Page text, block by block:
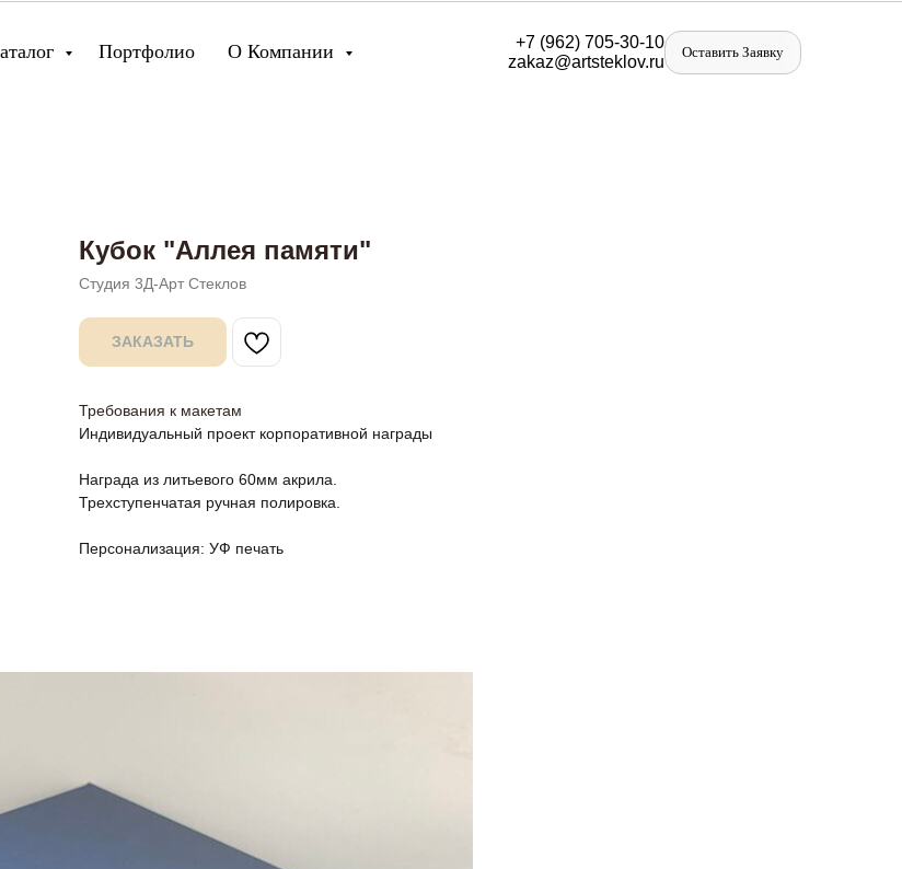
Портфолио О Компании +7 (962) 705-30-10
zakaz@artsteklov.ru
Оставить Заявку
Кубок "Аллея памяти"
Студия 3Д-Арт Стеклов
ЗАКАЗАТЬ
Требования к макетам
Индивидуальный проект корпоративной награды
Награда из литьевого 60мм акрила.
Трехступенчатая ручная полировка.
Персонализация: УФ печать